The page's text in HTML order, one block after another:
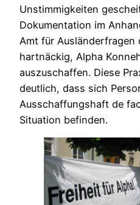
Unstimmigkeiten
Dokumentation im
Amt für Ausländerfragen
hartnäckig, Alpha
auszuschaffen. Diese
deutlich, dass sich
Ausschaffungshaft de
Situation befinden.